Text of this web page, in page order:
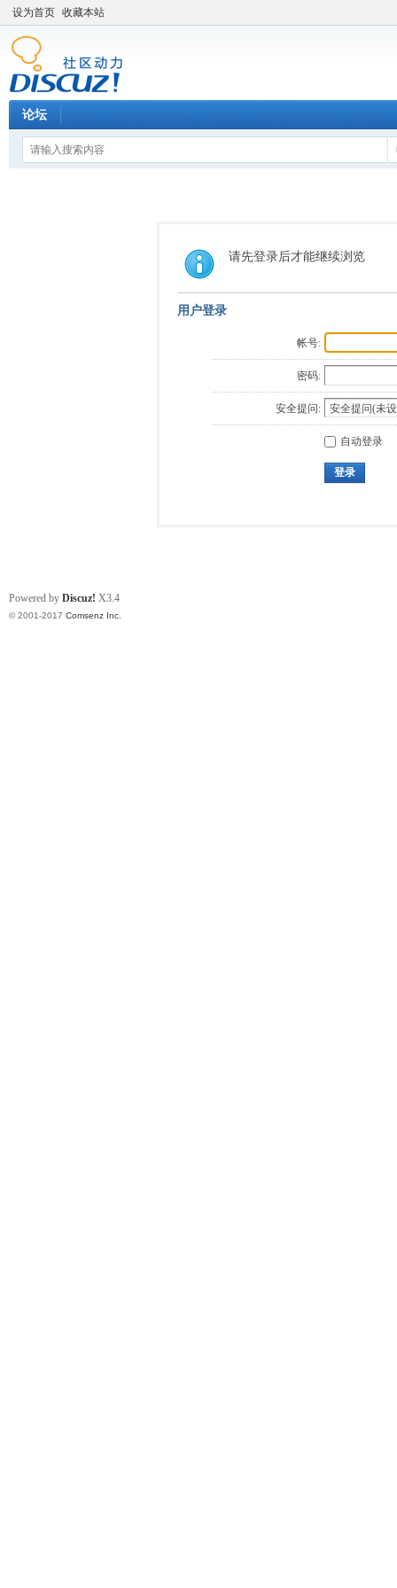
设为首页 收藏本站
论坛
请先登录后才能继续浏览
用户登录
帐号:
密码:
安全提问:
自动登录
登录
Powered by Discuz! X3.4
© 2001-2017 Comsenz Inc.